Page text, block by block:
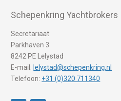
Schepenkring Yachtbrokers
Secretariaat
Parkhaven 3
8242 PE Lelystad
E-mail: lelystad@schepenkring.nl
Telefoon: +31 (0)320 711340